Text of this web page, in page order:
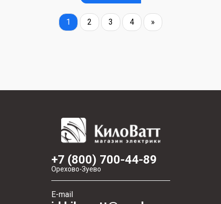
1 2 3 4 »
+7 (800) 700-44-89
Орехово-Зуево
E-mail